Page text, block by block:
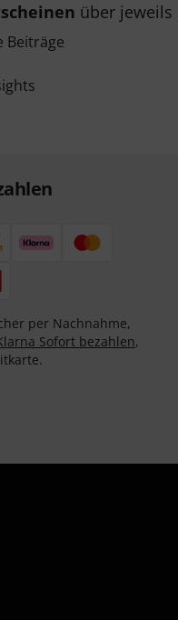
über jeweils
Beiträge
per Nachnahme,
Sofort bezahlen,